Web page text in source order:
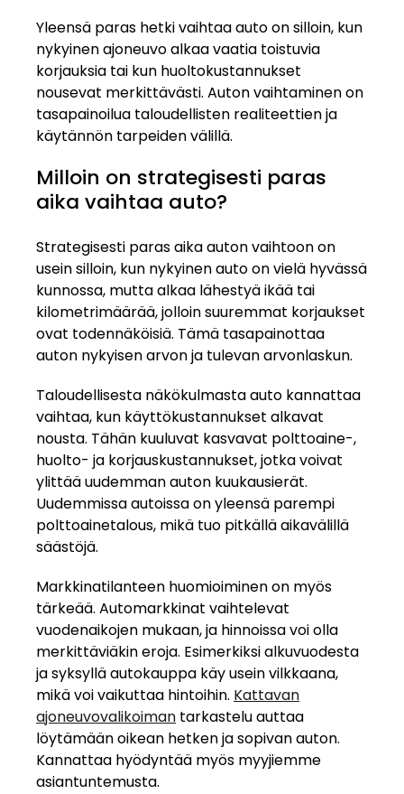
Yleensä paras hetki vaihtaa auto on silloin, kun
nykyinen ajoneuvo alkaa vaatia toistuvia
korjauksia tai kun huoltokustannukset
nousevat merkittävästi. Auton vaihtaminen on
tasapainoilua taloudellisten realiteettien ja
käytännön tarpeiden välillä.
Milloin on strategisesti paras
aika vaihtaa auto?
Strategisesti paras aika auton vaihtoon on
usein silloin, kun nykyinen auto on vielä hyvässä
kunnossa, mutta alkaa lähestyä ikää tai
kilometrimäärää, jolloin suuremmat korjaukset
ovat todennäköisiä. Tämä tasapainottaa
auton nykyisen arvon ja tulevan arvonlaskun.
Taloudellisesta näkökulmasta auto kannattaa
vaihtaa, kun käyttökustannukset alkavat
nousta. Tähän kuuluvat kasvavat polttoaine-,
huolto- ja korjauskustannukset, jotka voivat
ylittää uudemman auton kuukausierät.
Uudemmissa autoissa on yleensä parempi
polttoainetalous, mikä tuo pitkällä aikavälillä
säästöjä.
Markkinatilanteen huomioiminen on myös
tärkeää. Automarkkinat vaihtelevat
vuodenaikojen mukaan, ja hinnoissa voi olla
merkittäviäkin eroja. Esimerkiksi alkuvuodesta
ja syksyllä autokauppa käy usein vilkkaana,
mikä voi vaikuttaa hintoihin. Kattavan
ajoneuvovalikoiman tarkastelu auttaa
löytämään oikean hetken ja sopivan auton.
Kannattaa hyödyntää myös myyjiemme
asiantuntemusta.